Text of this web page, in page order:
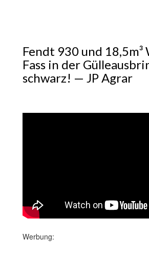
Fendt 930 und
Fass in der
schwarz! — JP Agrar
Werbung: